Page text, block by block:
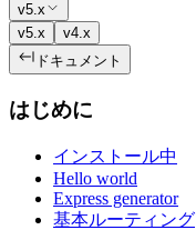
v5.x
v5.x
v4.x
ドキュメント
はじめに
インストール中
Hello world
Express generator
基本ルーティング